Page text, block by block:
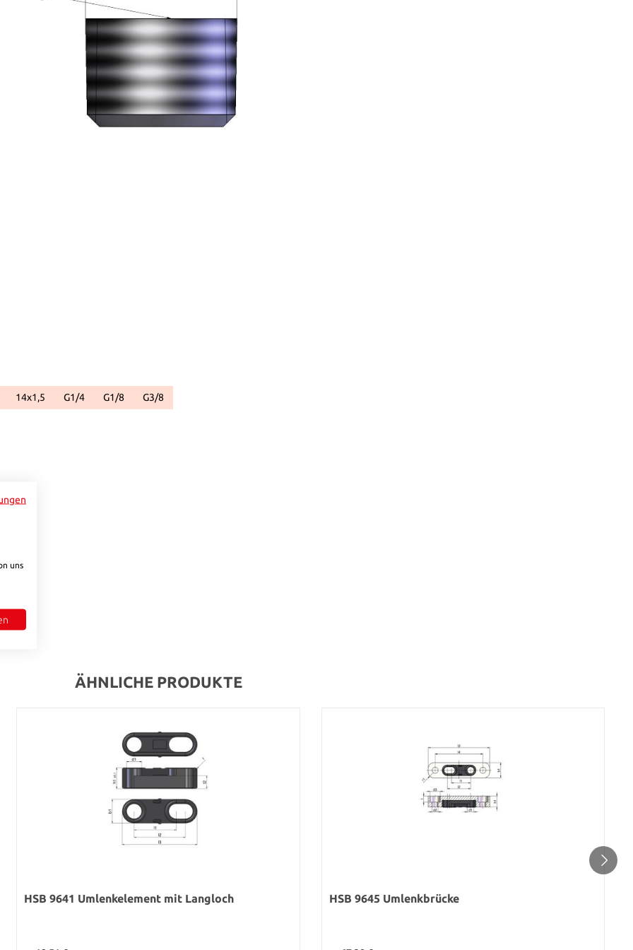
verfügbar.)
zurzeit nicht verfügbar.)
Option ist zurzeit nicht verfügbar.)
14x1,5(Diese Option ist zurzeit nicht verfügbar.)
G1/4(Diese Option ist zurzeit nicht verfügbar.)
G1/8(Diese Option ist zurzeit nicht verfügbar.)
G3/8(Diese Option ist zurzeit nicht verfügbar.)
ÄHNLICHE PRODUKTE
HSB 9641 Umlenkelement mit Langloch HSB 9645 Umlenkbrücke
uns